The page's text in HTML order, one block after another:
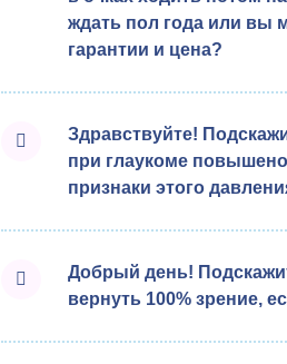
ждать пол года или вы
гарантии и цена?
Здравствуйте!
при глаукоме
признаки этого
Добрый день!
вернуть 100% зрение,